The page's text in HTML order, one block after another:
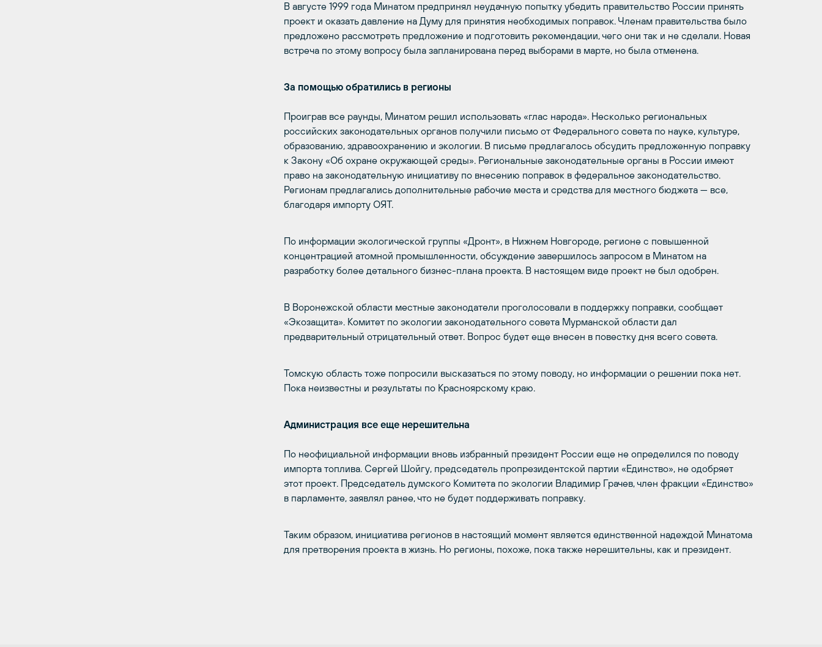
В августе 1999 года Минатом предпринял неудачную попытку убедить правительство России принять
проект и оказать давление на Думу для принятия необходимых поправок. Членам правительства было
предложено рассмотреть предложение и подготовить рекомендации, чего они так и не сделали. Новая
встреча по этому вопросу была запланирована перед выборами в марте, но была отменена.
За помощью обратились в регионы
Проиграв все раунды, Минатом решил использовать «глас народа». Несколько региональных
российских законодательных органов получили письмо от Федерального совета по науке, культуре,
образованию, здравоохранению и экологии. В письме предлагалось обсудить предложенную поправку
к Закону «Об охране окружающей среды». Региональные законодательные органы в России имеют
право на законодательную инициативу по внесению поправок в федеральное законодательство.
Регионам предлагались дополнительные рабочие места и средства для местного бюджета — все,
благодаря импорту ОЯТ.
По информации экологической группы «Дронт», в Нижнем Новгороде, регионе с повышенной
концентрацией атомной промышленности, обсуждение завершилось запросом в Минатом на
разработку более детального бизнес-плана проекта. В настоящем виде проект не был одобрен.
В Воронежской области местные законодатели проголосовали в поддержку поправки, сообщает
«Экозащита». Комитет по экологии законодательного совета Мурманской области дал
предварительный отрицательный ответ. Вопрос будет еще внесен в повестку дня всего совета.
Томскую область тоже попросили высказаться по этому поводу, но информации о решении пока нет.
Пока неизвестны и результаты по Красноярскому краю.
Администрация все еще нерешительна
По неофициальной информации вновь избранный президент России еще не определился по поводу
импорта топлива. Сергей Шойгу, председатель пропрезидентской партии «Единство», не одобряет
этот проект. Председатель думского Комитета по экологии Владимир Грачев, член фракции «Единство»
в парламенте, заявлял ранее, что не будет поддерживать поправку.
Таким образом, инициатива регионов в настоящий момент является единственной надеждой Минатома
для претворения проекта в жизнь. Но регионы, похоже, пока также нерешительны, как и президент.